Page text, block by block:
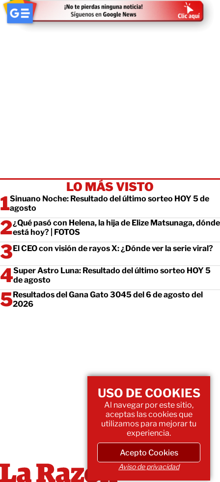
LO MÁS VISTO
Sinuano Noche: Resultado del último sorteo HOY 5 de
agosto
¿Qué pasó con Helena, la hija de Elize Matsunaga, dónde
está hoy? | FOTOS
El CEO con visión de rayos X: ¿Dónde ver la serie viral?
Super Astro Luna: Resultado del último sorteo HOY 5
de agosto
Resultados del Gana Gato 3045 del 6 de agosto del
2026
USO DE COOKIES
Al navegar por este sitio,
aceptas las cookies que
utilizamos para mejorar tu
experiencia.
Acepto Cookies
Aviso de privacidad